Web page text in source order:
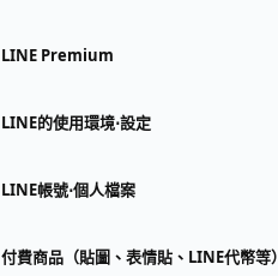
LINE Premium
LINE的使用環境⋅設定
LINE帳號⋅個人檔案
付費商品（貼圖、表情貼、LINE代幣等）